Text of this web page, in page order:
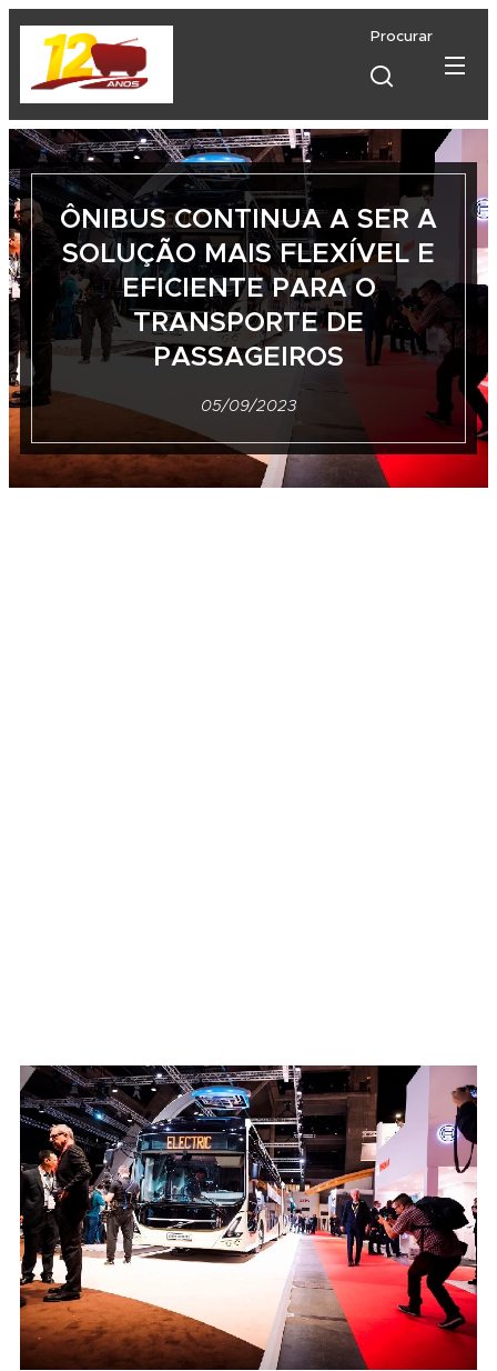
Procurar
ÔNIBUS CONTINUA A SER A
SOLUÇÃO MAIS FLEXÍVEL E
EFICIENTE PARA O
TRANSPORTE DE
PASSAGEIROS
05/09/2023